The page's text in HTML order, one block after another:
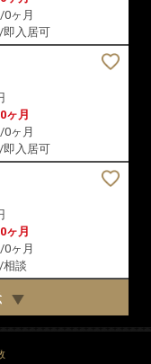
/0ヶ月
即入居可
0ヶ月
/0ヶ月
即入居可
0ヶ月
/0ヶ月
相談